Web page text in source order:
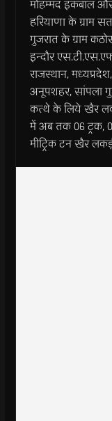
मोहम्मद इकबाल
हरियाणा के ग्राम
गुजरात के ग्राम
इन्दौर
राजस्थान,
अनूपशहर, सांपला
कत्थे के लिये खैर
में अब तक 06 ट्रक,
मीट्रिक टन खैर